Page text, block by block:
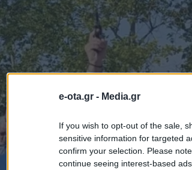
e-ota.gr - Media.gr
If you wish to opt-out of the sale,
sensitive information for targeted
confirm your selection. Please
continue seeing interest-based